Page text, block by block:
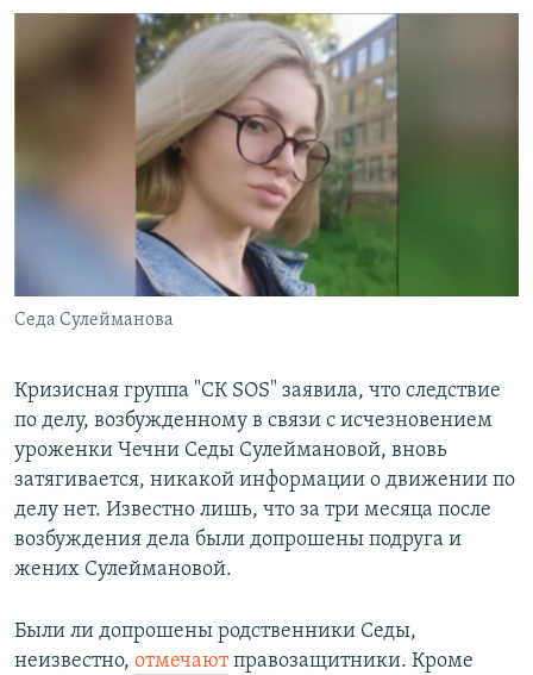
СИБИРЬ.РЕАЛИИ
РАСПИСАНИЕ ВЕЩАНИЯ
ПОДПИШИТЕСЬ НА РАССЫЛКУ
СОЦИАЛЬНЫЕ СЕТИ
Седа Сулейманова
Кризисная группа "СК SOS" заявила, что следствие
по делу, возбужденному в связи с исчезновением
уроженки Чечни Седы Сулеймановой, вновь
затягивается, никакой информации о движении по
делу нет. Известно лишь, что за три месяца после
возбуждения дела были допрошены подруга и
жених Сулеймановой.
Были ли допрошены родственники Седы,
неизвестно, отмечаютправозащитники. Кроме